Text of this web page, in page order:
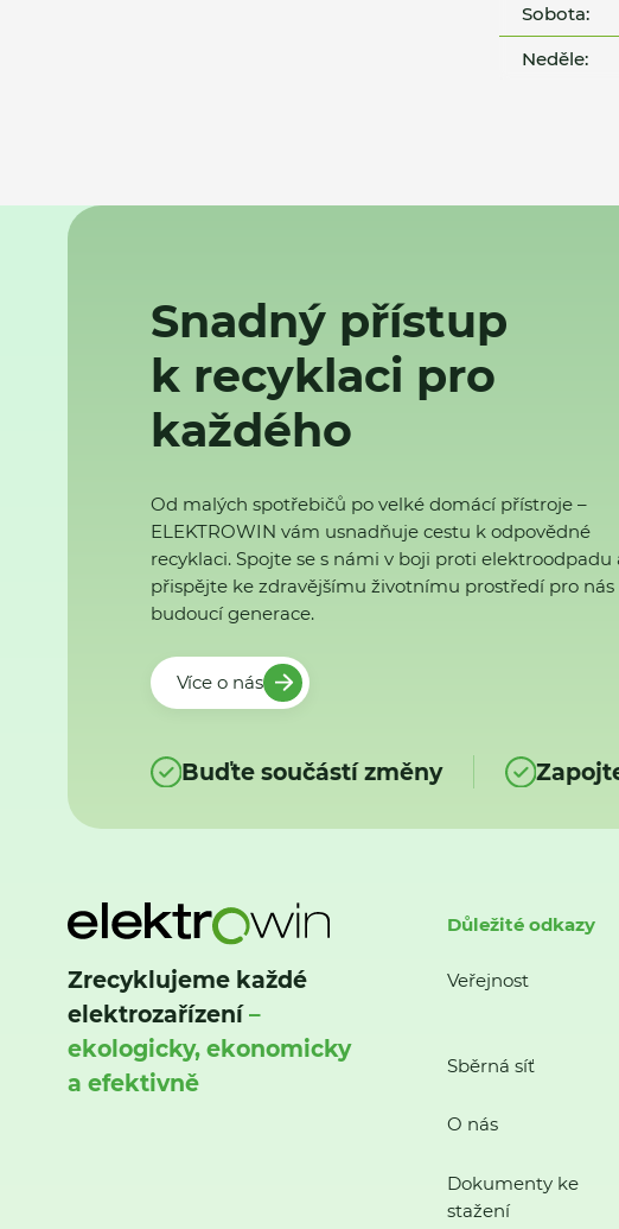
Sobota:
Neděle:
Snadný přístup
k recyklaci pro
každého
Od malých spotřebičů po velké domácí přístroje –
ELEKTROWIN vám usnadňuje cestu k odpovědné
recyklaci. Spojte se s námi v boji proti elektroodpadu
přispějte ke zdravějšímu životnímu prostředí pro nás
budoucí generace.
Více o nás
Buďte součástí změny
Zrecyklujeme každé
elektrozařízení–
ekologicky, ekonomicky
a efektivně
Důležité odkazy
Veřejnost
Sběrná síť
O nás
Dokumenty ke
stažení